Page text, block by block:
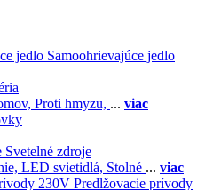
Samoohrievajúce jedlo
Proti hmyzu, ... viac
Svetelné zdroje
LED svietidlá, Stolné ... viac
Predlžovacie prívody